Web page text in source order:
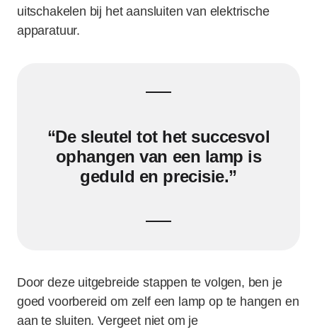
uitschakelen bij het aansluiten van elektrische
apparatuur.
“De sleutel tot het succesvol
ophangen van een lamp is
geduld en precisie.”
Door deze uitgebreide stappen te volgen, ben je
goed voorbereid om zelf een lamp op te hangen en
aan te sluiten. Vergeet niet om je